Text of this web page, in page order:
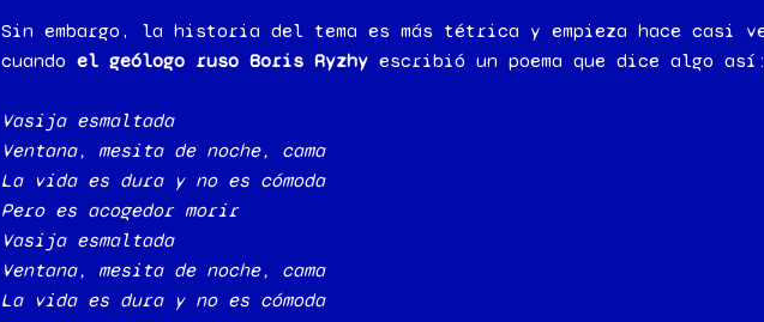
Sin embargo, la historia del tema es más tétrica y empieza hace casi
cuando el geólogo ruso Boris Ryzhy escribió un poema que dice algo así:
Vasija esmaltada
Ventana, mesita de noche, cama
La vida es dura y no es cómoda
Pero es acogedor morir
Vasija esmaltada
Ventana, mesita de noche, cama
La vida es dura y no es cómoda